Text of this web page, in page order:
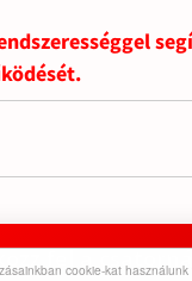
cookie-kat
fel a